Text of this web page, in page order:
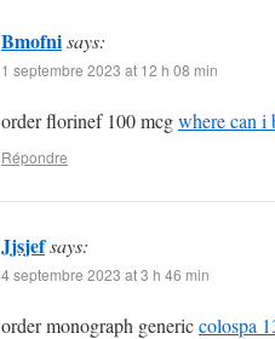
Bmofnisays:
1 septembre 2023 at 12 h 08 min
order florinef 100 mcgwhere can i
Répondre
Jjsjefsays:
4 septembre 2023 at 3 h 46 min
order monograph genericcolospa